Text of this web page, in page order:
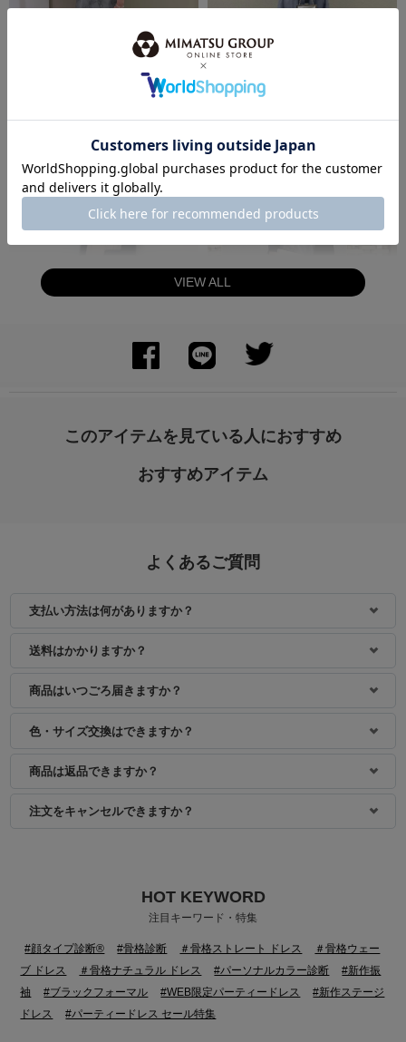
身長：156cm
VIEW ALL
このアイテムを見ている人におすすめ
おすすめアイテム
よくあるご質問
支払い方法は何がありますか？
送料はかかりますか？
商品はいつごろ届きますか？
色・サイズ交換はできますか？
商品は返品できますか？
注文をキャンセルできますか？
HOT KEYWORD
注目キーワード・特集
#顔タイプ診断® #骨格診断 ＃骨格ストレート ドレス
＃骨格ウェー
ブ ドレス
＃骨格ナチュラル ドレス #パーソナルカラー診断
#新作振
袖
#ブラックフォーマル #WEB限定パーティードレス
#新作ステージ
ドレス
#パーティードレス セール特集